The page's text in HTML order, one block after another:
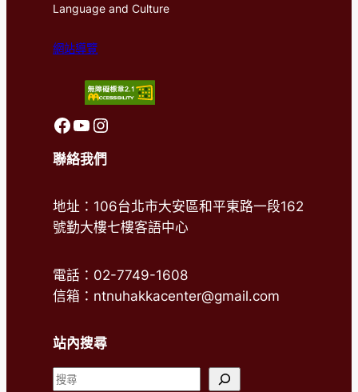
Language and Culture
網站導覽
前往客語中心FaceBook 前往客語中心Youtube 前往客語中心Instagram
聯絡我們
地址：106台北市大安區和平東路一段162
號勤大樓七樓客語中心
電話：02-7749-1608
信箱：ntnuhakkacenter@gmail.com
站內搜尋
搜